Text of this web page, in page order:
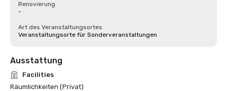
Renovierung
-
Art des Veranstaltungsortes
Veranstaltungsorte für Sonderveranstaltungen
Ausstattung
Facilities
Räumlichkeiten (Privat)